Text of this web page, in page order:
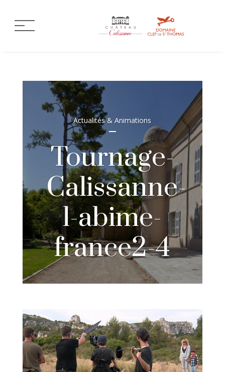
Actualités & Animations
Tournage-
Calissanne-
l-abime-
france2-4